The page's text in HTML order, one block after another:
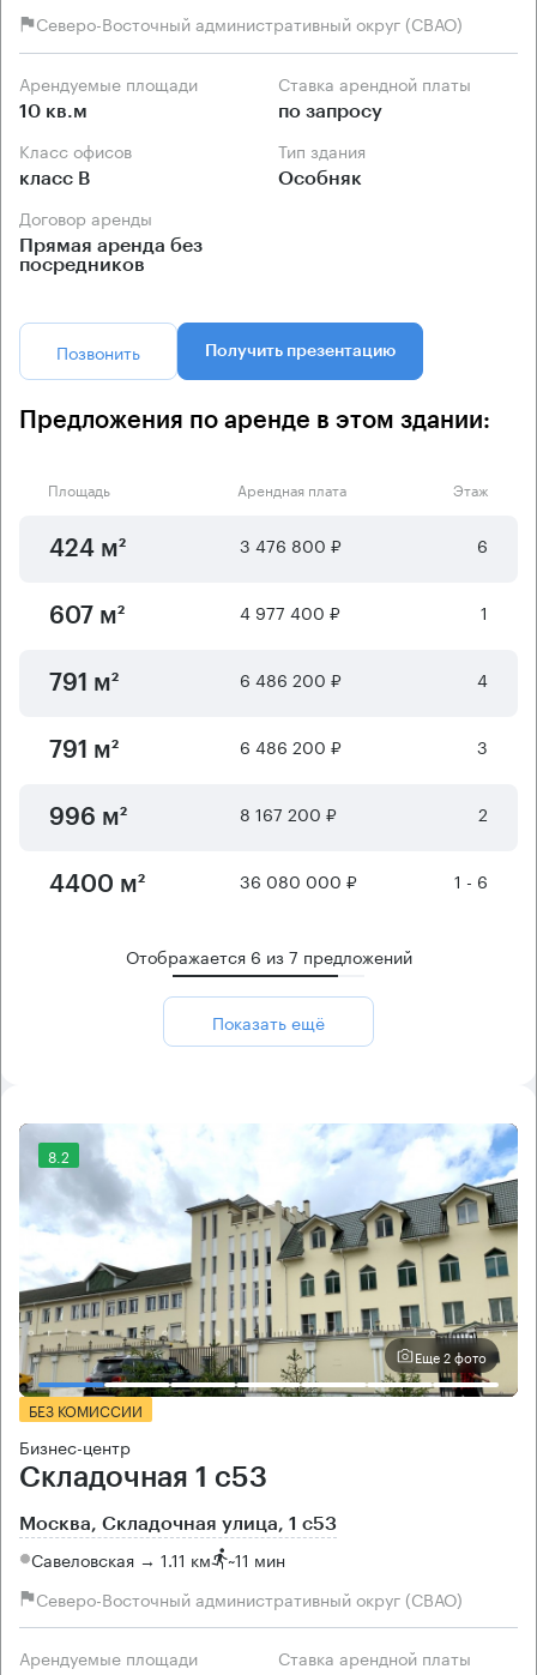
Северо-Восточный административный округ (СВАО)
Арендуемые площади
10 кв.м
Ставка арендной платы
по запросу
Класс офисов
класс B
Тип здания
Особняк
Договор аренды
Прямая аренда без
посредников
Позвонить Получить презентацию
Предложения по аренде в этом здании:
Площадь Арендная плата Этаж
424 м² 3 476 800 ₽ 6
607 м² 4 977 400 ₽ 1
791 м² 6 486 200 ₽ 4
791 м² 6 486 200 ₽ 3
996 м² 8 167 200 ₽ 2
4400 м² 36 080 000 ₽ 1 - 6
Отображается 6 из7 предложений
Показать ещё
8.2
Еще 2 фото
БЕЗ КОМИССИИ
Бизнес-центр
Складочная 1 с53
Москва, Складочная улица, 1 с53
Савеловская → 1.11 км ~11 мин
Северо-Восточный административный округ (СВАО)
Арендуемые площади Ставка арендной платы